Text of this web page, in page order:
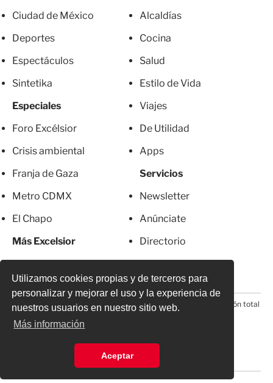
Utilizamos cookies propias y de terceros para
personalizar y mejorar el uso y la experiencia de
nuestros usuarios en nuestro sitio web.
Más información
Aceptar
Ciudad de México
Deportes
Espectáculos
Sintetika
Especiales
Foro Excélsior
Crisis ambiental
Franja de Gaza
Metro CDMX
El Chapo
Más Excelsior
Alcaldías
Cocina
Salud
Estilo de Vida
Viajes
De Utilidad
Apps
Servicios
Newsletter
Anúnciate
Directorio
© 2026 Todos los derechos reservados. Prohibida la reproducción total
o parcial, incluyendo cualquier medio electrónico*